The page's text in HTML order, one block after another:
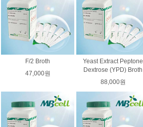
F/2 Broth
47,000원
Yeast Extract Peptone
Dextrose (YPD) Broth
88,000원